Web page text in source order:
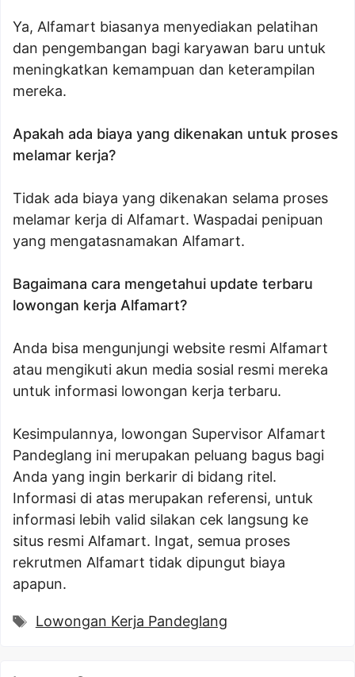
Ya, Alfamart biasanya menyediakan pelatihan
dan pengembangan bagi karyawan baru untuk
meningkatkan kemampuan dan keterampilan
mereka.
Apakah ada biaya yang dikenakan untuk proses
melamar kerja?
Tidak ada biaya yang dikenakan selama proses
melamar kerja di Alfamart. Waspadai penipuan
yang mengatasnamakan Alfamart.
Bagaimana cara mengetahui update terbaru
lowongan kerja Alfamart?
Anda bisa mengunjungi website resmi Alfamart
atau mengikuti akun media sosial resmi mereka
untuk informasi lowongan kerja terbaru.
Kesimpulannya, lowongan Supervisor Alfamart
Pandeglang ini merupakan peluang bagus bagi
Anda yang ingin berkarir di bidang ritel.
Informasi di atas merupakan referensi, untuk
informasi lebih valid silakan cek langsung ke
situs resmi Alfamart. Ingat, semua proses
rekrutmen Alfamart tidak dipungut biaya
apapun.
Tags
Lowongan Kerja Pandeglang